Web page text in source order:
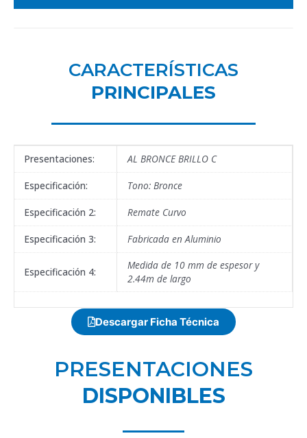
CARACTERÍSTICAS
PRINCIPALES
Presentaciones: AL BRONCE BRILLO C
Especificación: Tono: Bronce
Especificación 2: Remate Curvo
Especificación 3: Fabricada en Aluminio
Especificación 4:
Medida de 10 mm de espesor y
2.44m de largo
Descargar Ficha Técnica
PRESENTACIONES
DISPONIBLES